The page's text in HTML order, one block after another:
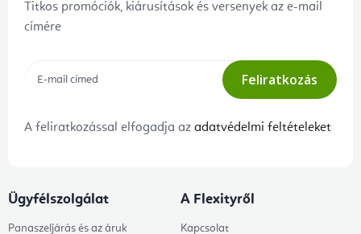
Titkos promóciók, kiárusítások és versenyek az e-mail
címére
Feliratkozás
A feliratkozással elfogadja az adatvédelmi feltételeket
Ügyfélszolgálat
Panaszeljárás és az áruk
A Flexityről
Kapcsolat